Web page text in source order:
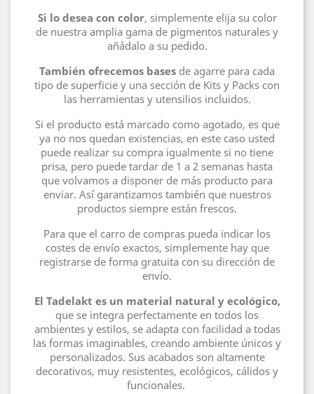
Si lo desea con color, simplemente elija su color
de nuestra amplia gama de pigmentos naturales y
añádalo a su pedido.
También ofrecemos bases de agarre para cada
tipo de superficie y una sección de Kits y Packs con
las herramientas y utensilios incluidos.
Si el producto está marcado como agotado, es que
ya no nos quedan existencias, en este caso usted
puede realizar su compra igualmente si no tiene
prisa, pero puede tardar de 1 a 2 semanas hasta
que volvamos a disponer de más producto para
enviar. Así garantizamos también que nuestros
productos siempre están frescos.
Para que el carro de compras pueda indicar los
costes de envío exactos, simplemente hay que
registrarse de forma gratuita con su dirección de
envío.
El Tadelakt es un material natural y ecológico,
que se integra perfectamente en todos los
ambientes y estilos, se adapta con facilidad a todas
las formas imaginables, creando ambiente únicos y
personalizados. Sus acabados son altamente
decorativos, muy resistentes, ecológicos, cálidos y
funcionales.